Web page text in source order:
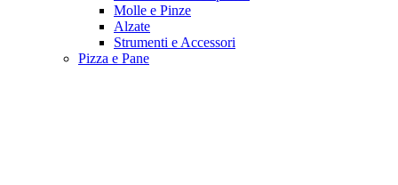
Molle e Pinze
Alzate
Strumenti e Accessori
Pizza e Pane